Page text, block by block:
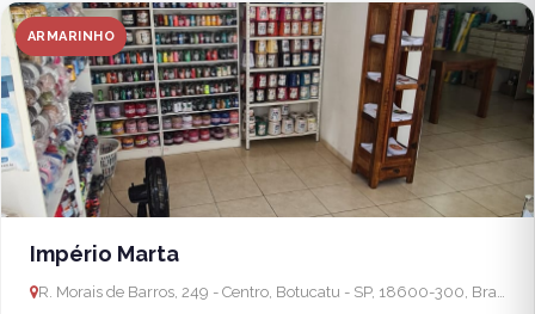
ARMARINHO
Império Marta
R. Morais de Barros, 249 - Centro, Botucatu - SP, 18600-300, Brasil